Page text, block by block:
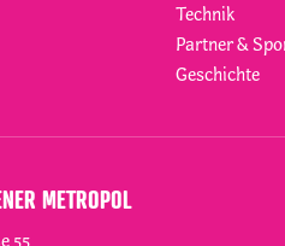
Technik
Partner &
Geschichte
METROPOL
55